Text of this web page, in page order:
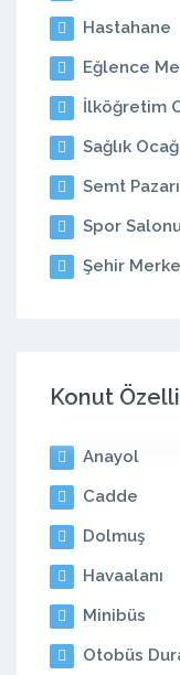
Hastahane
Eğlence
İlköğretim
Sağlık
Semt Pazarı
Spor
Şehir
Konut
Anayol
Cadde
Dolmuş
Havaalanı
Minibüs
Otobüs